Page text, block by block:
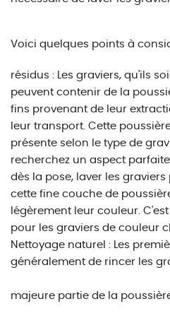
Voici quelques points à
résidus : Les graviers, qu'ils
peuvent contenir de la
fins provenant de leur
leur transport. Cette
présente selon le type de
recherchez un aspect
dès la pose, laver les
cette fine couche de
légèrement leur couleur.
pour les graviers de couleur
Nettoyage naturel : Les
généralement de rincer les
majeure partie de la